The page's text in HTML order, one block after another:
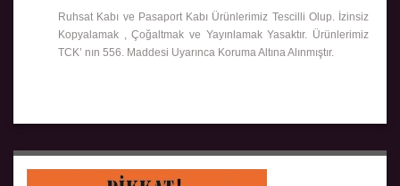
Ruhsat Kabı ve Pasaport Kabı Ürünlerimiz Tescilli Olup. İzinsiz
Kopyalamak , Çoğaltmak ve Yayınlamak Yasaktır. Ürünlerimiz
TCK’ nın 556. Maddesi Uyarınca Koruma Altına Alınmıştır.